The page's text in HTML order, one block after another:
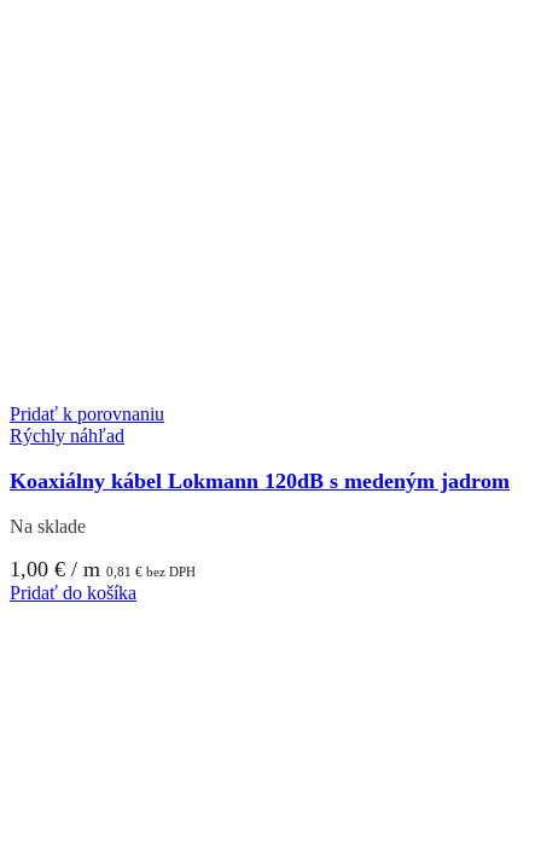
Pridať k porovnaniu
Rýchly náhľad
Koaxiálny kábel Lokmann 120dB s medeným jadrom
Na sklade
1,00 € / m 0,81 € bez DPH
Pridať do košíka